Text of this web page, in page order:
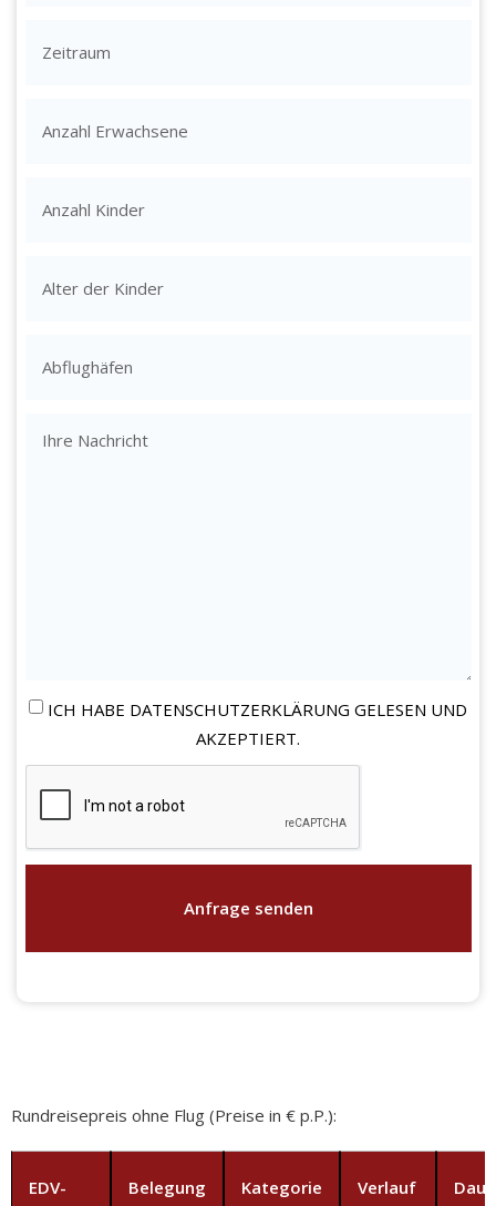
ICH HABE DATENSCHUTZERKLÄRUNG GELESEN UND
AKZEPTIERT.
Anfrage senden
Rundreisepreis ohne Flug (Preise in € p.P.):
EDV-
Belegung Kategorie
Verlauf